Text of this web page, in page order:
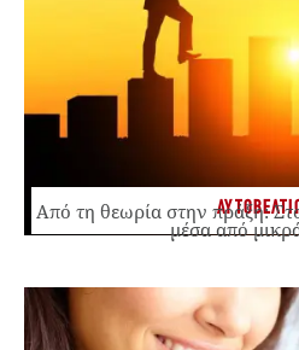
Από τη θεωρία στην πράξη:
μέσα από